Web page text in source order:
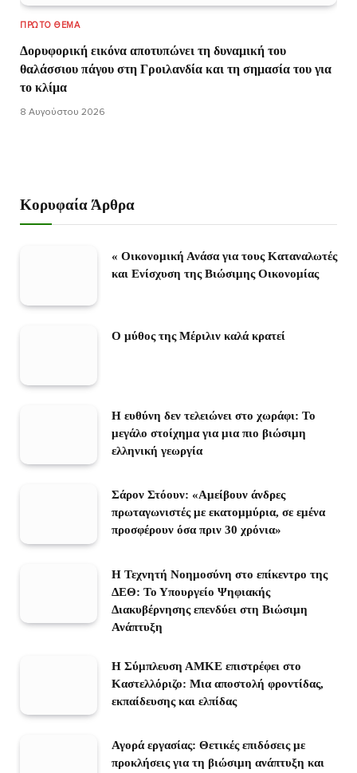
ΠΡΏΤΟ ΘΈΜΑ
Δορυφορική εικόνα αποτυπώνει τη δυναμική του
θαλάσσιου πάγου στη Γροιλανδία και τη σημασία του για
το κλίμα
8 Αυγούστου 2026
Κορυφαία Άρθρα
« Οικονομική Ανάσα για τους Καταναλωτές
και Ενίσχυση της Βιώσιμης Οικονομίας
Ο μύθος της Μέριλιν καλά κρατεί
Η ευθύνη δεν τελειώνει στο χωράφι: Το
μεγάλο στοίχημα για μια πιο βιώσιμη
ελληνική γεωργία
Σάρον Στόουν: «Αμείβουν άνδρες
πρωταγωνιστές με εκατομμύρια, σε εμένα
προσφέρουν όσα πριν 30 χρόνια»
Η Τεχνητή Νοημοσύνη στο επίκεντρο της
ΔΕΘ: Το Υπουργείο Ψηφιακής
Διακυβέρνησης επενδύει στη Βιώσιμη
Ανάπτυξη
Η Σύμπλευση ΑΜΚΕ επιστρέφει στο
Καστελλόριζο: Μια αποστολή φροντίδας,
εκπαίδευσης και ελπίδας
Αγορά εργασίας: Θετικές επιδόσεις με
προκλήσεις για τη βιώσιμη ανάπτυξη και